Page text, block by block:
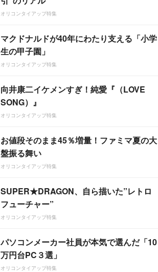
オリコンタイアップ特集
マクドナルドが40年にわたり支える「小学
生の甲子園」
オリコンタイアップ特集
向井康二イケメンすぎ！純愛『（LOVE
SONG）』
オリコンタイアップ特集
お値段そのまま45％増量！ファミマ夏の大
盤振る舞い
オリコンタイアップ特集
SUPER★DRAGON、自ら描いた”レトロ
フューチャー”
オリコンタイアップ特集
パソコンメーカー社員が本気で選んだ「10
万円台PC３選」
オリコンタイアップ特集